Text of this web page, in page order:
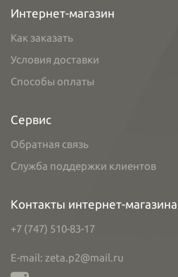
Интернет-магазин
Как заказать
Условия доставки
Способы оплаты
Сервис
Обратная связь
Служба поддержки клиентов
Контакты интернет-магазина
+7 (747) 510-83-17
E-mail: zeta.p2@mail.ru